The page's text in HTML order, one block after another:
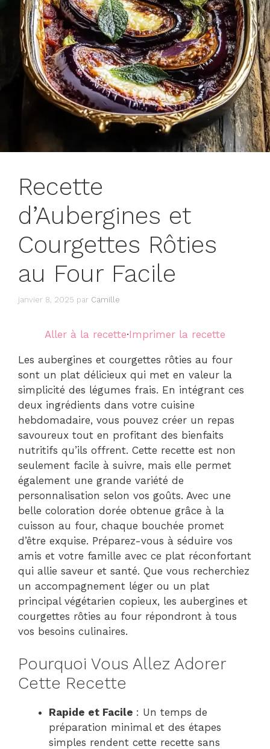
Recette
d’Aubergines et
Courgettes Rôties
au Four Facile
janvier 8, 2025 par Camille
Aller à la recette·Imprimer la recette
Les aubergines et courgettes rôties au four
sont un plat délicieux qui met en valeur la
simplicité des légumes frais. En intégrant ces
deux ingrédients dans votre cuisine
hebdomadaire, vous pouvez créer un repas
savoureux tout en profitant des bienfaits
nutritifs qu’ils offrent. Cette recette est non
seulement facile à suivre, mais elle permet
également une grande variété de
personnalisation selon vos goûts. Avec une
belle coloration dorée obtenue grâce à la
cuisson au four, chaque bouchée promet
d’être exquise. Préparez-vous à séduire vos
amis et votre famille avec ce plat réconfortant
qui allie saveur et santé. Que vous recherchiez
un accompagnement léger ou un plat
principal végétarien copieux, les aubergines et
courgettes rôties au four répondront à tous
vos besoins culinaires.
Pourquoi Vous Allez Adorer
Cette Recette
Rapide et Facile : Un temps de
préparation minimal et des étapes
simples rendent cette recette sans